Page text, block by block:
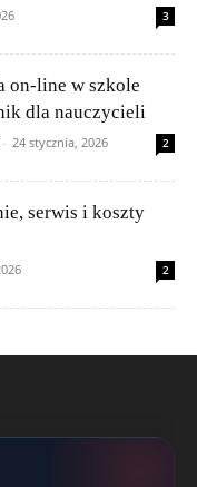
3
on-line w szkole
dla nauczycieli
- 24 stycznia, 2026 2
serwis i koszty
2